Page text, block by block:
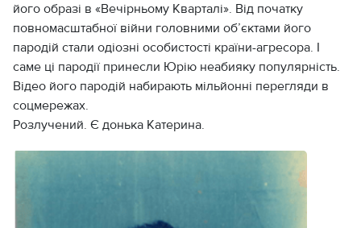
його образі в «Вечірньому Кварталі». Від початку
повномасштабної війни головними об’єктами його
пародій стали одіозні особистості країни-агресора. І
саме ці пародії принесли Юрію неабияку популярність.
Відео його пародій набирають мільйонні перегляди в
соцмережах.
Розлучений. Є донька Катерина.